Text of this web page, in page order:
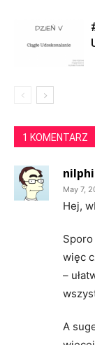
1 KOMENTARZ
May 7,
Hej,
Sporo
więc
–
A